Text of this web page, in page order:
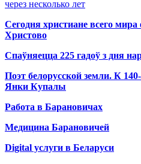
через несколько лет
Сегодня христиане всего
Христово
Спаўняецца 225 гадоў з дня
Поэт белорусской земли. К
Янки Купалы
Работа в Барановичах
Медицина Барановичей
Digital услуги в Беларуси